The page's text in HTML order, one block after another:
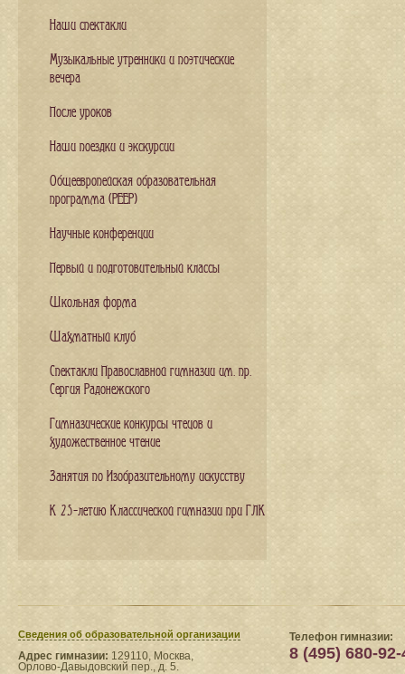
Наши спектакли
Музыкальные утренники и поэтические
вечера
После уроков
Наши поездки и экскурсии
Общеевропейская образовательная
программа (PEEP)
Научные конференции
Первый и подготовительный классы
Школьная форма
Шахматный клуб
Спектакли Православной гимназии им. пр.
Сергия Радонежского
Гимназические конкурсы чтецов и
художественное чтение
Занятия по Изобразительному искусству
К 25-летию Классической гимназии при ГЛК
Сведения​ об образовательной организации
Адрес гимназии: 129110, Москва,
Орлово-Давыдовский пер., д. 5.
Телефон гимназии:
8 (495) 680-92-